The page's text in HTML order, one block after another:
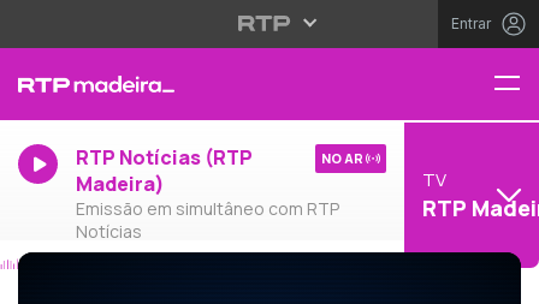
Entrar
RTP Notícias (RTP
Madeira)
Emissão em simultâneo com RTP
Notícias
NO AR
TV
RTP